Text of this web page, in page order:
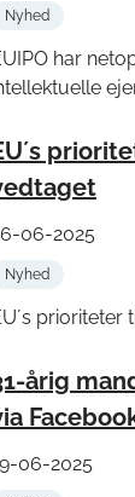
Nyhed
har
06-2025
Nyhed
årig
06-2025